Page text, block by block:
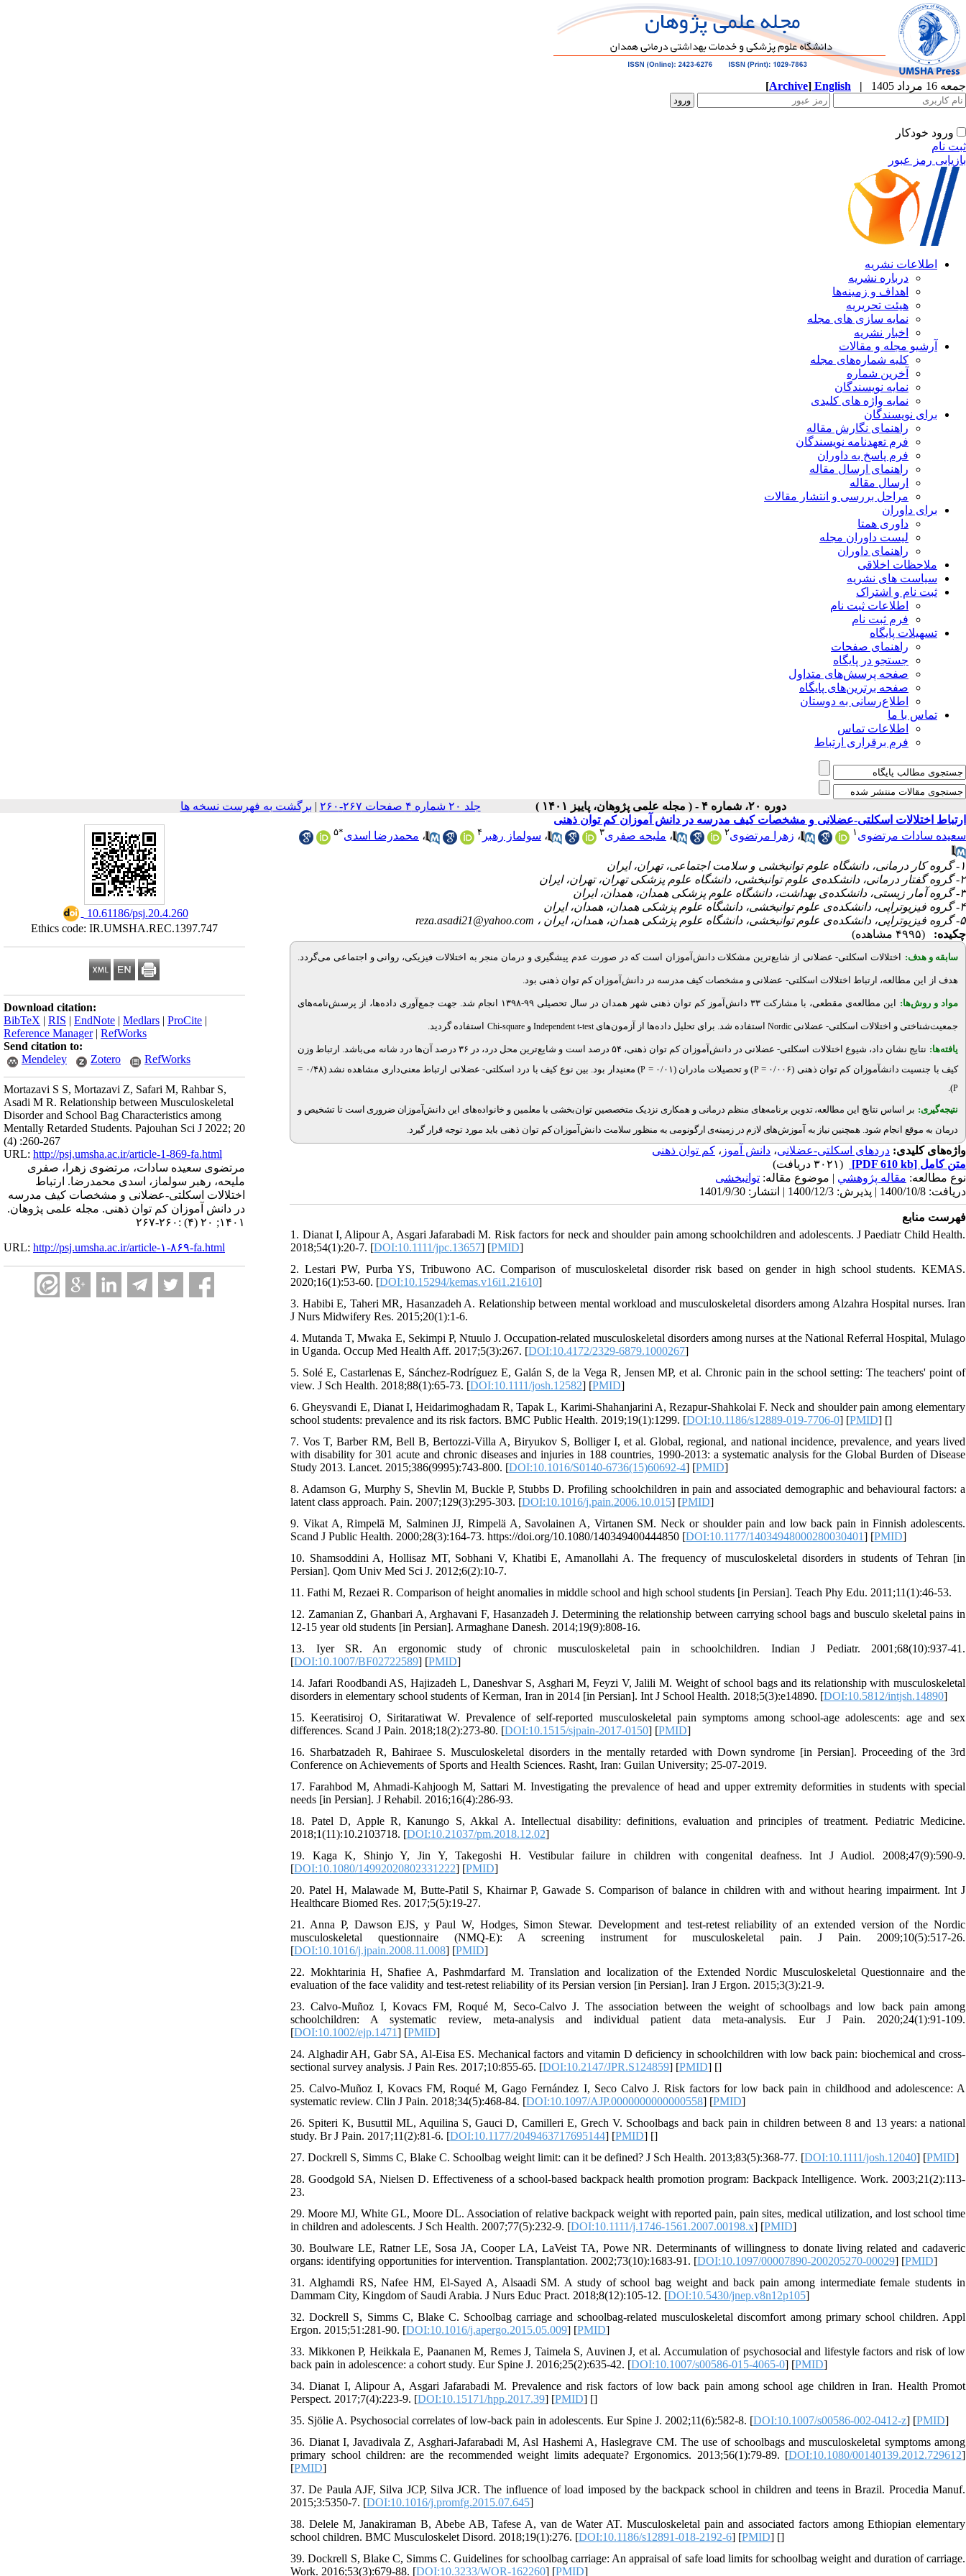
جمعه 16 مرداد 1405 |
English
[Archive]
ورود خودکار
ثبت نام
بازیابی رمز عبور
اطلاعات نشریه
درباره نشریه
اهداف و زمینه‌ها
هیئت تحریریه
نمایه سازی های مجله
اخبار نشریه
آرشیو مجله و مقالات
کلیه شماره‌های مجله
آخرین شماره
نمایه نویسندگان
نمایه واژه های کلیدی
برای نویسندگان
راهنمای نگارش مقاله
فرم تعهدنامه نویسندگان
فرم پاسخ به داوران
راهنمای ارسال مقاله
ارسال مقاله
مراحل بررسی و انتشار مقالات
برای داوران
داوری همتا
لیست داوران مجله
راهنمای داوران
ملاحظات اخلاقی
سیاست های نشریه
ثبت نام و اشتراک
اطلاعات ثبت نام
فرم ثبت نام
تسهیلات پایگاه
راهنمای صفحات
جستجو در پایگاه
صفحه پرسش‌های متداول
صفحه برترین‌های پایگاه
اطلاع‌رسانی به دوستان
تماس با ما
اطلاعات تماس
فرم برقراری ارتباط
دوره ۲۰، شماره ۴ - ( مجله علمی پژوهان، پاییز ۱۴۰۱ ) جلد ۲۰ شماره ۴ صفحات ۲۶۷-۲۶۰ | برگشت به فهرست نسخه ها
‎ 10.61186/psj.20.4.260
Ethics code: IR.UMSHA.REC.1397.747
Download citation:
BibTeX | RIS | EndNote | Medlars | ProCite |
Reference Manager| RefWorks
Send citation to:
Mendeley
Zotero RefWorks
Mortazavi S S, Mortazavi Z, Safari M, Rahbar S,
Asadi M R. Relationship between Musculoskeletal
Disorder and School Bag Characteristics among
Mentally Retarded Students. Pajouhan Sci J 2022; 20
(4) :260-267
URL: http://psj.umsha.ac.ir/article-1-869-fa.html
مرتضوی سعیده سادات، مرتضوی زهرا، صفری
ملیحه، رهبر سولماز، اسدی محمدرضا. ارتباط
اختلالات اسکلتی-عضلانی و مشخصات کیف مدرسه
در دانش آموزان کم توان ذهنی. مجله علمی پژوهان.
۱۴۰۱; ۲۰ (۴) :۲۶۰-۲۶۷
URL: http://psj.umsha.ac.ir/article-۱-۸۶۹-fa.html
ارتباط اختلالات اسکلتی-عضلانی و مشخصات کیف مدرسه در دانش آموزان کم توان ذهنی
سعیده سادات مرتضوی ۱ ، زهرا مرتضوی۲ ، ملیحه صفری۳ ، سولماز رهبر ۴ ، محمدرضا اسدی*۵
۱- گروه کار درمانی، دانشگاه علوم توانبخشی و سلامت اجتماعی، تهران، ایران
۲- گروه گفتار درمانی، دانشکده‌ی علوم توانبخشی، دانشگاه علوم پزشکی تهران، تهران، ایران
۳- گروه آمار زیستی، دانشکده‌ی بهداشت، دانشگاه علوم پزشکی همدان، همدان، ایران
۴- گروه فیزیوتراپی، دانشکده‌ی علوم توانبخشی، دانشگاه علوم پزشکی همدان، همدان، ایران
۵- گروه فیزیوتراپی، دانشکده‌ی علوم توانبخشی، دانشگاه علوم پزشکی همدان، همدان، ایران ،
reza.asadi21@yahoo.com
چکیده:
(۴۹۹۵ مشاهده)
سابقه و هدف: اختلالات اسکلتی-عضلانی از شایعترین مشکلات دانش‌آموزان است که در صورت عدم پیشگیری و درمان منجر به اختلالات فیزیکی، روانی و اجتماعی می‌گردد.
هدف از این مطالعه، ارتباط اختلالات اسکلتی- عضلانی و مشخصات کیف مدرسه در دانش‌آموزان کم توان ذهنی بود.
مواد و روش‌‌ها: این مطالعه‌ی مقطعی، با مشارکت ۳۳ دانش‌آموز کم توان ذهنی شهر همدان در سال تحصیلی ۹۹-۱۳۹۸ انجام شد. جهت جمع‌آوری داده‌ها، از پرسش‌نامه‌های
جمعیت‌شناختی و اختلالات اسکلتی- عضلانی Nordic استفاده شد. برای تحلیل داده‌ها از آزمون‌های Independent t-test و Chi-square استفاده گردید.
یافته‌ها: نتایج نشان داد، شیوع اختلالات اسکلتی- عضلانی در دانش‌آموزان کم توان ذهنی، ۵۴ درصد است و شایع‌ترین محل درد، در ۳۶ درصد آن‌ها درد شانه می‌باشد . ارتباط وزن
کیف با جنسیت دانش‏آموزان کم توان ذهنی (۰/۰۰۶ = P) و تحصیلات مادران (۰/۰۱ = P) معنی‏دار بود. بین نوع کیف با درد اسکلتی- عضلانی ارتباط معنی‌داری مشاهده نشد (۰/۴۸ =
P
)
نتیجه‌گیری: بر اساس نتایج این مطالعه، تدوین برنامه‌های منظم درمانی و همکاری نزدیک متخصصین توان‌بخشی با معلمین و خانواده‌های این دانش‌آموزان ضروری است تا تشخیص و
درمان به موقع انجام شود. همچنین نیاز به آموزش‌های لازم در زمینه‌ی ارگونومی به منظور سلامت دانش‌‌آموزان کم توان ذهنی باید مورد توجه قرار گیرد.
واژه‌های کلیدی: دردهای اسکلتی-عضلانی، دانش آموز ، کم توان ذهنی
متن کامل [PDF 610 kb]
(۳۰۲۱ دریافت)
نوع مطالعه: مقاله پژوهشي | موضوع مقاله: توانبخشی
دریافت: 1400/10/8 | پذیرش: 1400/12/3 | انتشار: 1401/9/30
فهرست منابع
1. Dianat I, Alipour A, Asgari Jafarabadi M. Risk factors for neck and shoulder pain among schoolchildren and adolescents. J Paediatr Child Health.
2018;54(1):20-7. [DOI:10.1111/jpc.13657] [PMID]
2. Lestari PW, Purba YS, Tribuwono AC. Comparison of musculoskeletal disorder risk based on gender in high school students. KEMAS.
2020;16(1):53-60. [DOI:10.15294/kemas.v16i1.21610]
3. Habibi E, Taheri MR, Hasanzadeh A. Relationship between mental workload and musculoskeletal disorders among Alzahra Hospital nurses. Iran
J Nurs Midwifery Res. 2015;20(1):1-6.
4. Mutanda T, Mwaka E, Sekimpi P, Ntuulo J. Occupation-related musculoskeletal disorders among nurses at the National Referral Hospital, Mulago
in Uganda. Occup Med Health Aff. 2017;5(3):267. [DOI:10.4172/2329-6879.1000267]
5. Solé E, Castarlenas E, Sánchez‐Rodríguez E, Galán S, de la Vega R, Jensen MP, et al. Chronic pain in the school setting: The teachers' point of
view. J Sch Health. 2018;88(1):65-73. [DOI:10.1111/josh.12582] [PMID]
6. Gheysvandi E, Dianat I, Heidarimoghadam R, Tapak L, Karimi-Shahanjarini A, Rezapur-Shahkolai F. Neck and shoulder pain among elementary
school students: prevalence and its risk factors. BMC Public Health. 2019;19(1):1299. [DOI:10.1186/s12889-019-7706-0] [PMID] []
7. Vos T, Barber RM, Bell B, Bertozzi-Villa A, Biryukov S, Bolliger I, et al. Global, regional, and national incidence, prevalence, and years lived
with disability for 301 acute and chronic diseases and injuries in 188 countries, 1990-2013: a systematic analysis for the Global Burden of Disease
Study 2013. Lancet. 2015;386(9995):743-800. [DOI:10.1016/S0140-6736(15)60692-4] [PMID]
8. Adamson G, Murphy S, Shevlin M, Buckle P, Stubbs D. Profiling schoolchildren in pain and associated demographic and behavioural factors: a
latent class approach. Pain. 2007;129(3):295-303. [DOI:10.1016/j.pain.2006.10.015] [PMID]
9. Vikat A, Rimpelä M, Salminen JJ, Rimpelä A, Savolainen A, Virtanen SM. Neck or shoulder pain and low back pain in Finnish adolescents.
Scand J Public Health. 2000;28(3):164-73. https://doi.org/10.1080/140349400444850 [DOI:10.1177/14034948000280030401] [PMID]
10. Shamsoddini A, Hollisaz MT, Sobhani V, Khatibi E, Amanollahi A. The frequency of musculoskeletal disorders in students of Tehran [in
Persian]. Qom Univ Med Sci J. 2012;6(2):10-7.
11. Fathi M, Rezaei R. Comparison of height anomalies in middle school and high school students [in Persian]. Teach Phy Edu. 2011;11(1):46-53.
12. Zamanian Z, Ghanbari A, Arghavani F, Hasanzadeh J. Determining the relationship between carrying school bags and busculo skeletal pains in
12-15 year old students [in Persian]. Armaghane Danesh. 2014;19(9):808-16.
13. Iyer SR. An ergonomic study of chronic musculoskeletal pain in schoolchildren. Indian J Pediatr. 2001;68(10):937-41.
[DOI:10.1007/BF02722589] [PMID]
14. Jafari Roodbandi AS, Hajizadeh L, Daneshvar S, Asghari M, Feyzi V, Jalili M. Weight of school bags and its relationship with musculoskeletal
disorders in elementary school students of Kerman, Iran in 2014 [in Persian]. Int J School Health. 2018;5(3):e14890. [DOI:10.5812/intjsh.14890]
15. Keeratisiroj O, Siritaratiwat W. Prevalence of self-reported musculoskeletal pain symptoms among school-age adolescents: age and sex
differences. Scand J Pain. 2018;18(2):273-80. [DOI:10.1515/sjpain-2017-0150] [PMID]
16. Sharbatzadeh R, Bahiraee S. Musculoskeletal disorders in the mentally retarded with Down syndrome [in Persian]. Proceeding of the 3rd
Conference on Achievements of Sports and Health Sciences. Rasht, Iran: Guilan University; 25-07-2019.
17. Farahbod M, Ahmadi-Kahjoogh M, Sattari M. Investigating the prevalence of head and upper extremity deformities in students with special
needs [in Persian]. J Rehabil. 2016;16(4):286-93.
18. Patel D, Apple R, Kanungo S, Akkal A. Intellectual disability: definitions, evaluation and principles of treatment. Pediatric Medicine.
2018;1(11):10.2103718. [DOI:10.21037/pm.2018.12.02]
19. Kaga K, Shinjo Y, Jin Y, Takegoshi H. Vestibular failure in children with congenital deafness. Int J Audiol. 2008;47(9):590-9.
[DOI:10.1080/14992020802331222] [PMID]
20. Patel H, Malawade M, Butte-Patil S, Khairnar P, Gawade S. Comparison of balance in children with and without hearing impairment. Int J
Healthcare Biomed Res. 2017;5(5):19-27.
21. Anna P, Dawson EJS, y Paul W, Hodges, Simon Stewar. Development and test-retest reliability of an extended version of the Nordic
musculoskeletal questionnaire (NMQ-E): A screening instrument for musculoskeletal pain. J Pain. 2009;10(5):517-26.
[DOI:10.1016/j.jpain.2008.11.008] [PMID]
22. Mokhtarinia H, Shafiee A, Pashmdarfard M. Translation and localization of the Extended Nordic Musculoskeletal Questionnaire and the
evaluation of the face validity and test-retest reliability of its Persian version [in Persian]. Iran J Ergon. 2015;3(3):21-9.
23. Calvo‐Muñoz I, Kovacs FM, Roqué M, Seco‐Calvo J. The association between the weight of schoolbags and low back pain among
schoolchildren: A systematic review, meta‐analysis and individual patient data meta‐analysis. Eur J Pain. 2020;24(1):91-109.
[DOI:10.1002/ejp.1471] [PMID]
24. Alghadir AH, Gabr SA, Al-Eisa ES. Mechanical factors and vitamin D deficiency in schoolchildren with low back pain: biochemical and cross-
sectional survey analysis. J Pain Res. 2017;10:855-65. [DOI:10.2147/JPR.S124859] [PMID] []
25. Calvo-Muñoz I, Kovacs FM, Roqué M, Gago Fernández I, Seco Calvo J. Risk factors for low back pain in childhood and adolescence: A
systematic review. Clin J Pain. 2018;34(5):468-84. [DOI:10.1097/AJP.0000000000000558] [PMID]
26. Spiteri K, Busuttil ML, Aquilina S, Gauci D, Camilleri E, Grech V. Schoolbags and back pain in children between 8 and 13 years: a national
study. Br J Pain. 2017;11(2):81-6. [DOI:10.1177/2049463717695144] [PMID] []
27. Dockrell S, Simms C, Blake C. Schoolbag weight limit: can it be defined? J Sch Health. 2013;83(5):368-77. [DOI:10.1111/josh.12040] [PMID]
28. Goodgold SA, Nielsen D. Effectiveness of a school-based backpack health promotion program: Backpack Intelligence. Work. 2003;21(2):113-
23.
29. Moore MJ, White GL, Moore DL. Association of relative backpack weight with reported pain, pain sites, medical utilization, and lost school time
in children and adolescents. J Sch Health. 2007;77(5):232-9. [DOI:10.1111/j.1746-1561.2007.00198.x] [PMID]
30. Boulware LE, Ratner LE, Sosa JA, Cooper LA, LaVeist TA, Powe NR. Determinants of willingness to donate living related and cadaveric
organs: identifying opportunities for intervention. Transplantation. 2002;73(10):1683-91. [DOI:10.1097/00007890-200205270-00029] [PMID]
31. Alghamdi RS, Nafee HM, El-Sayed A, Alsaadi SM. A study of school bag weight and back pain among intermediate female students in
Dammam City, Kingdom of Saudi Arabia. J Nurs Educ Pract. 2018;8(12):105-12. [DOI:10.5430/jnep.v8n12p105]
32. Dockrell S, Simms C, Blake C. Schoolbag carriage and schoolbag-related musculoskeletal discomfort among primary school children. Appl
Ergon. 2015;51:281-90. [DOI:10.1016/j.apergo.2015.05.009] [PMID]
33. Mikkonen P, Heikkala E, Paananen M, Remes J, Taimela S, Auvinen J, et al. Accumulation of psychosocial and lifestyle factors and risk of low
back pain in adolescence: a cohort study. Eur Spine J. 2016;25(2):635-42. [DOI:10.1007/s00586-015-4065-0] [PMID]
34. Dianat I, Alipour A, Asgari Jafarabadi M. Prevalence and risk factors of low back pain among school age children in Iran. Health Promot
Perspect. 2017;7(4):223-9. [DOI:10.15171/hpp.2017.39] [PMID] []
35. Sjölie A. Psychosocial correlates of low-back pain in adolescents. Eur Spine J. 2002;11(6):582-8. [DOI:10.1007/s00586-002-0412-z] [PMID]
36. Dianat I, Javadivala Z, Asghari-Jafarabadi M, Asl Hashemi A, Haslegrave CM. The use of schoolbags and musculoskeletal symptoms among
primary school children: are the recommended weight limits adequate? Ergonomics. 2013;56(1):79-89. [DOI:10.1080/00140139.2012.729612]
[PMID]
37. De Paula AJF, Silva JCP, Silva JCR. The influence of load imposed by the backpack school in children and teens in Brazil. Procedia Manuf.
2015;3:5350-7. [DOI:10.1016/j.promfg.2015.07.645]
38. Delele M, Janakiraman B, Abebe AB, Tafese A, van de Water AT. Musculoskeletal pain and associated factors among Ethiopian elementary
school children. BMC Musculoskelet Disord. 2018;19(1):276. [DOI:10.1186/s12891-018-2192-6] [PMID] []
39. Dockrell S, Blake C, Simms C. Guidelines for schoolbag carriage: An appraisal of safe load limits for schoolbag weight and duration of carriage.
Work. 2016;53(3):679-88. [DOI:10.3233/WOR-162260] [PMID]